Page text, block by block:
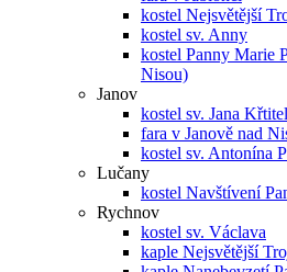
kostel Nejsvětější
kostel sv. Anny
kostel Panny Marie
Nisou)
Janov
kostel sv. Jana
fara v Janově nad
kostel sv. Antonína
Lučany
kostel Navštívení
Rychnov
kostel sv. Václava
kaple Nejsvětější